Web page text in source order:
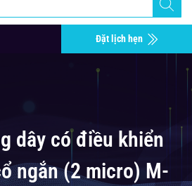
Đặt lịch hẹn
dây có điều khiển
ngắn (2 micro) M-